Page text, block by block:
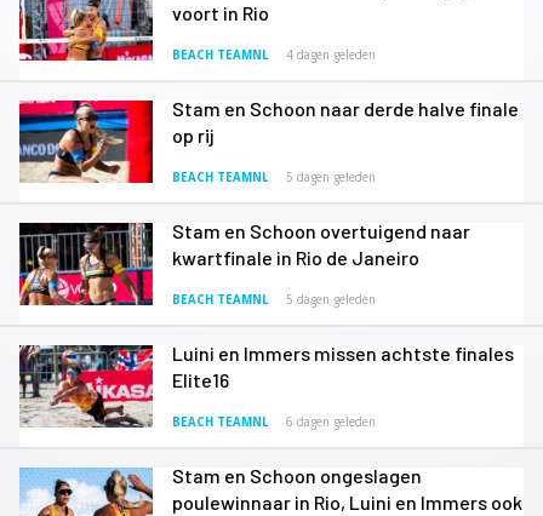
voort in Rio
BEACH TEAMNL 4 dagen geleden
Stam en Schoon naar derde halve finale
op rij
BEACH TEAMNL 5 dagen geleden
Stam en Schoon overtuigend naar
kwartfinale in Rio de Janeiro
BEACH TEAMNL 5 dagen geleden
Luini en Immers missen achtste finales
Elite16
BEACH TEAMNL 6 dagen geleden
Stam en Schoon ongeslagen
poulewinnaar in Rio, Luini en Immers ook